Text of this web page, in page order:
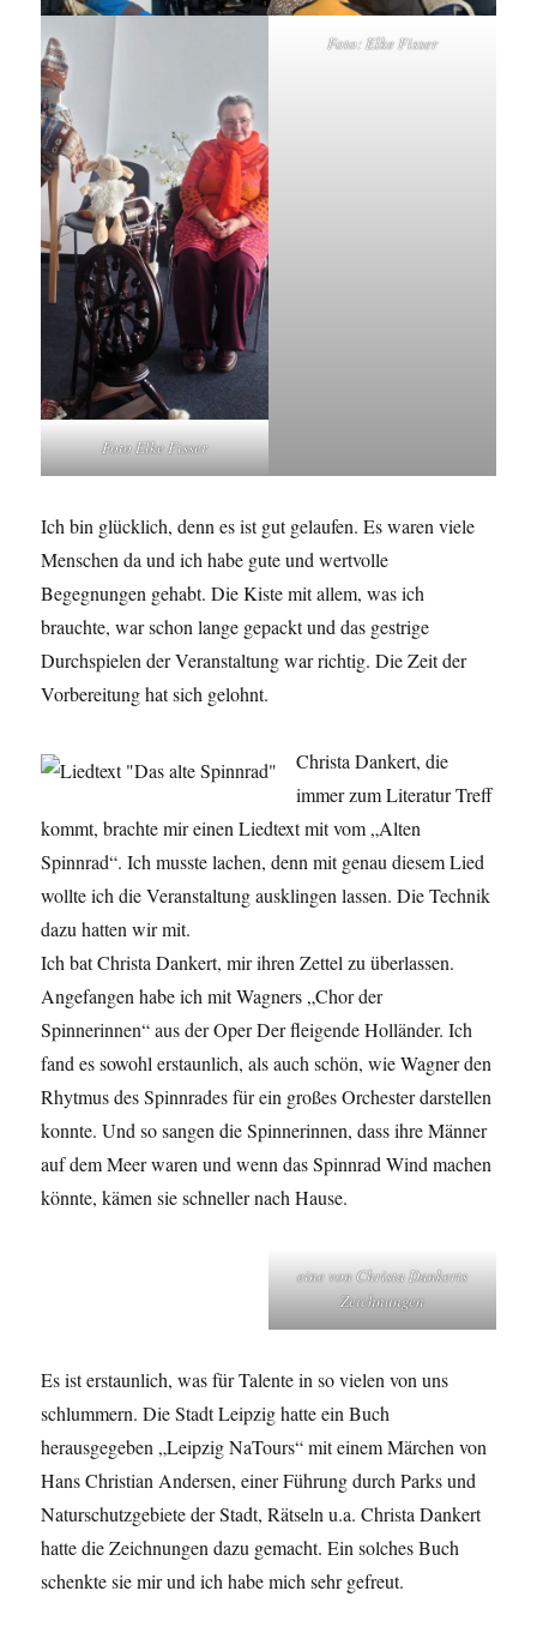
Foto Elke Fisser
Foto: Elke Fisser
Ich bin glücklich, denn es ist gut gelaufen. Es waren viele
Menschen da und ich habe gute und wertvolle
Begegnungen gehabt. Die Kiste mit allem, was ich
brauchte, war schon lange gepackt und das gestrige
Durchspielen der Veranstaltung war richtig. Die Zeit der
Vorbereitung hat sich gelohnt.
Christa Dankert, die
immer zum Literatur Treff
kommt, brachte mir einen Liedtext mit vom „Alten
Spinnrad“. Ich musste lachen, denn mit genau diesem Lied
wollte ich die Veranstaltung ausklingen lassen. Die Technik
dazu hatten wir mit.
Ich bat Christa Dankert, mir ihren Zettel zu überlassen.
Angefangen habe ich mit Wagners „Chor der
Spinnerinnen“ aus der Oper Der fleigende Holländer. Ich
fand es sowohl erstaunlich, als auch schön, wie Wagner den
Rhytmus des Spinnrades für ein großes Orchester darstellen
konnte. Und so sangen die Spinnerinnen, dass ihre Männer
auf dem Meer waren und wenn das Spinnrad Wind machen
könnte, kämen sie schneller nach Hause.
eine von Christa Dankerts
Zeichnungen
Es ist erstaunlich, was für Talente in so vielen von uns
schlummern. Die Stadt Leipzig hatte ein Buch
herausgegeben „Leipzig NaTours“ mit einem Märchen von
Hans Christian Andersen, einer Führung durch Parks und
Naturschutzgebiete der Stadt, Rätseln u.a. Christa Dankert
hatte die Zeichnungen dazu gemacht. Ein solches Buch
schenkte sie mir und ich habe mich sehr gefreut.